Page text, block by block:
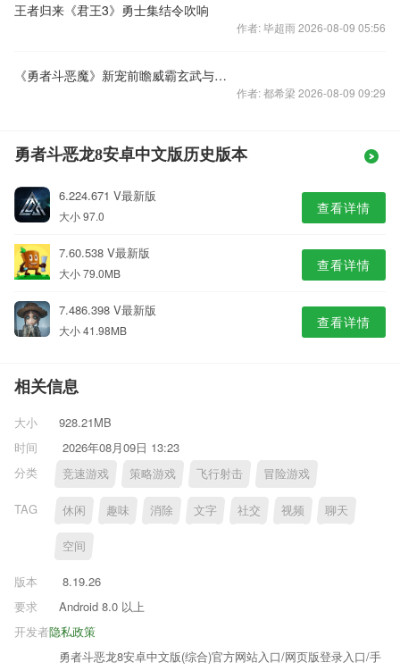
王者归来《君王3》勇士集结令吹响
作者: 毕超雨 2026-08-09 05:56
《勇者斗恶魔》新宠前瞻威霸玄武与仙女齐临
作者: 都希梁 2026-08-09 09:29
勇者斗恶龙8安卓中文版历史版本
6.224.671 V最新版
大小 97.0 查看详情
7.60.538 V最新版
大小 79.0MB 查看详情
7.486.398 V最新版
大小 41.98MB 查看详情
相关信息
大小
928.21MB
时间
2026年08月09日 13:23
分类
竞速游戏 策略游戏 飞行射击 冒险游戏
TAG 休闲 趣味 消除 文字 社交 视频 聊天
空间
版本
8.19.26
要求
Android 8.0 以上
隐私政策
开发者
勇者斗恶龙8安卓中文版(综合)官方网站入口/网页版登录入口/手